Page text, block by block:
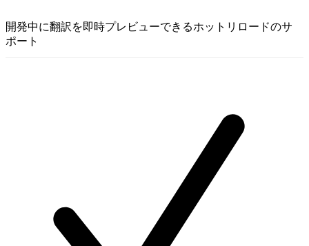
開発中に翻訳を即時プレビューできるホットリロードのサ
ポート